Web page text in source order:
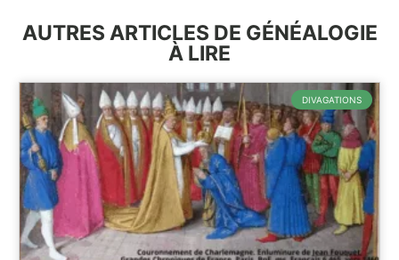
AUTRES ARTICLES DE GÉNÉALOGIE
À LIRE
DIVAGATIONS